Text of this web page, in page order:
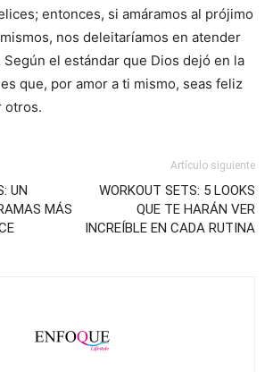
entonces, si amáramos al prójimo
nos deleitaríamos en atender
el estándar que Dios dejó en la
que, por amor a ti mismo, seas feliz
otros.
UN
MÁS
Artículo siguiente
WORKOUT SETS: 5 LOOKS
QUE TE HARÁN VER
INCREÍBLE EN CADA RUTINA